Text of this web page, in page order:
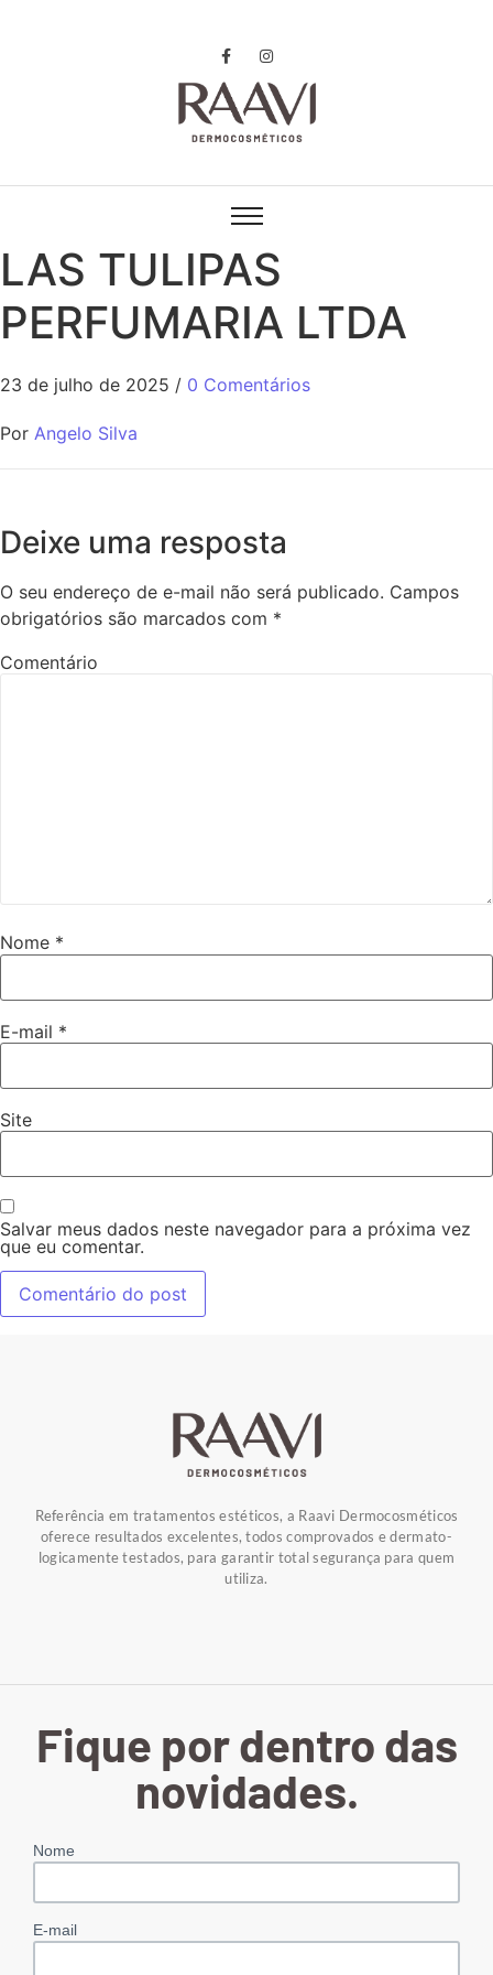
LAS TULIPAS
PERFUMARIA LTDA
23 de julho de 2025 / 0 Comentários
Por Angelo Silva
Deixe uma resposta
O seu endereço de e-mail não será publicado. Campos
obrigatórios são marcados com *
Comentário
Nome *
E-mail *
Site
Salvar meus dados neste navegador para a próxima vez
que eu comentar.
Referência em tratamentos estéticos, a Raavi Dermocosméticos
oferece resultados excelentes, todos comprovados e dermato-
logicamente testados, para garantir total segurança para quem
utiliza.
Fique por dentro das
novidades.
Nome
E-mail